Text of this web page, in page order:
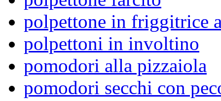
polpettone in friggitrice
polpettoni in involtino
pomodori alla pizzaiola
pomodori secchi con